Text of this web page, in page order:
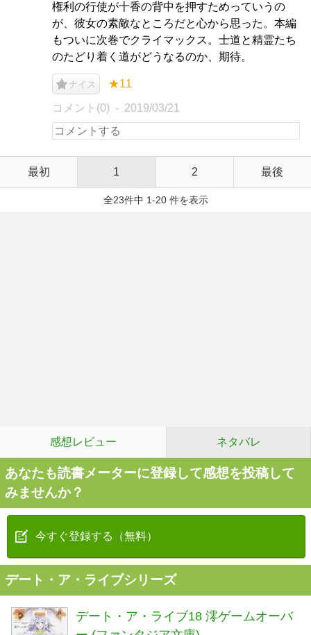
権利の行使が十香の背中を押すためっていうの
が、彼女の素敵なところだと心から思った。本編
もついに次巻でクライマックス。士道と精霊たち
のたどり着く道がどうなるのか、期待。
ナイス ★11
コメント(0) 2019/03/21
最初 1 2 最後
全23件中 1-20 件を表示
感想レビュー ネタバレ
あなたも読書メーターに登録して感想を投稿して
みませんか？
今すぐ登録する（無料）
デート・ア・ライブシリーズ
デート・ア・ライブ18 澪ゲームオーバ